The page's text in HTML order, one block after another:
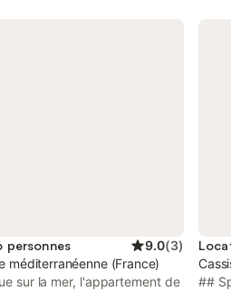
personnes 9.0(3)
méditerranéenne (France)
sur la mer, l'appartement de
##